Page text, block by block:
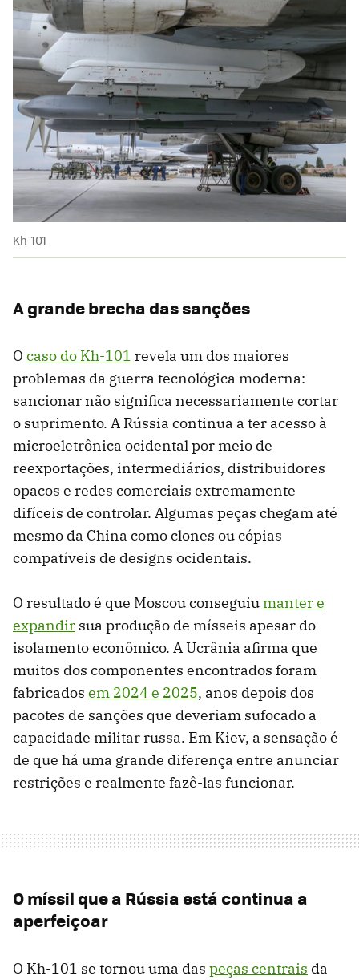
Kh-101
A grande brecha das sanções
O caso do Kh-101 revela um dos maiores
problemas da guerra tecnológica moderna:
sancionar não significa necessariamente cortar
o suprimento. A Rússia continua a ter acesso à
microeletrônica ocidental por meio de
reexportações, intermediários, distribuidores
opacos e redes comerciais extremamente
difíceis de controlar. Algumas peças chegam até
mesmo da China como clones ou cópias
compatíveis de designs ocidentais.
O resultado é que Moscou conseguiumanter e
expandir sua produção de mísseis apesar do
isolamento econômico. A Ucrânia afirma que
muitos dos componentes encontrados foram
fabricados em 2024 e 2025, anos depois dos
pacotes de sanções que deveriam sufocado a
capacidade militar russa. Em Kiev, a sensação é
de que há uma grande diferença entre anunciar
restrições e realmente fazê-las funcionar.
O míssil que a Rússia está continua a
aperfeiçoar
O Kh-101 se tornou uma das peças centrais da